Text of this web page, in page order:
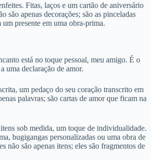
Fitas, laços e um cartão de aniversário
são apenas decorações; são as pinceladas
presente em uma obra-prima.
está no toque pessoal, meu amigo. É o
uma declaração de amor.
um pedaço do seu coração transcrito em
palavras; são cartas de amor que ficam na
sob medida, um toque de individualidade.
bugigangas personalizadas ou uma obra de
não são apenas itens; eles são fragmentos de